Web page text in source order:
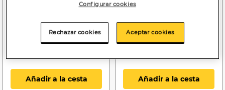
Pintalabios Maybelline
Añadir a la cesta
Acetona Babaria 200ml
Añadir a la cesta
Configurar cookies
Rechazar cookies Aceptar cookies